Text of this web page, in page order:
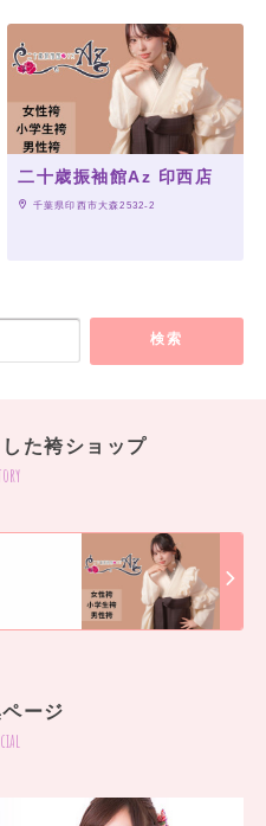
二十歳振袖館Az 印西店
千葉県印西市大森2532-2
検索
た袴ショップ
ージ